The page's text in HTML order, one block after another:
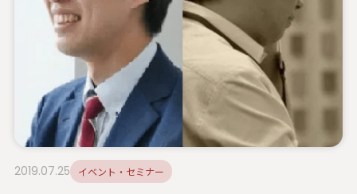
2019.07.25 イベント・セミナー